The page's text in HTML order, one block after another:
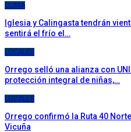
CLIMA
Iglesia y Calingasta tendrán
sentirá el frío el…
LOCALES
Orrego selló una alianza con
protección integral de niñas,…
LOCALES
Orrego confirmó la Ruta 40
Vicuña